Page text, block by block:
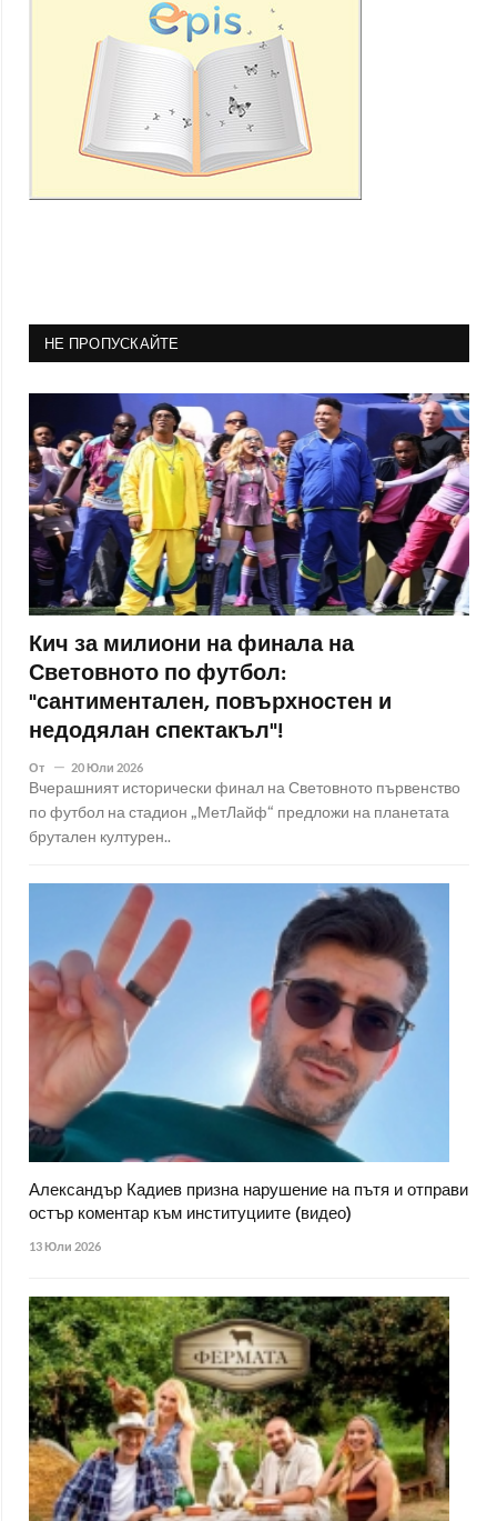
НЕ ПРОПУСКАЙТЕ
Кич за милиони на финала на
Световното по футбол:
"сантиментален, повърхностен и
недодялан спектакъл"!
От 20 Юли 2026
Вчерашният исторически финал на Световното първенство
по футбол на стадион „МетЛайф“ предложи на планетата
брутален културен..
Александър Кадиев призна нарушение на пътя и отправи
остър коментар към институциите (видео)
13 Юли 2026